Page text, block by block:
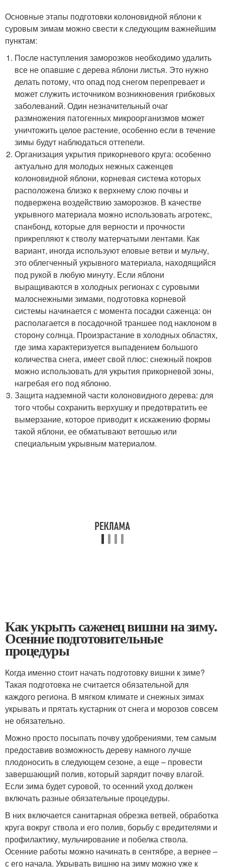
Основные этапы подготовки колоновидной яблони к
суровым зимам можно свести к следующим важнейшим
пунктам:
После наступления заморозков необходимо удалить
все не опавшие с дерева яблони листья. Это нужно
делать потому, что опад под снегом перепревает и
может служить источником возникновения грибковых
заболеваний. Один незначительный очаг
размножения патогенных микроорганизмов может
уничтожить целое растение, особенно если в течение
зимы будут наблюдаться оттепели.
Организация укрытия прикорневого круга: особенно
актуально для молодых нежных саженцев
колоновидной яблони, корневая система которых
расположена близко к верхнему слою почвы и
подвержена воздействию заморозков. В качестве
укрывного материала можно использовать агротекс,
спанбонд, которые для верности и прочности
прикрепляют к стволу матерчатыми лентами. Как
вариант, иногда используют еловые ветви и мульчу,
это облегченный укрывного материала, находящийся
под рукой в любую минуту. Если яблони
выращиваются в холодных регионах с суровыми
малоснежными зимами, подготовка корневой
системы начинается с момента посадки саженца: он
располагается в посадочной траншее под наклоном в
сторону солнца. Произрастание в холодных областях,
где зима характеризуется выпадением большого
количества снега, имеет свой плюс: снежный покров
можно использовать для укрытия прикорневой зоны,
нагребая его под яблоню.
Защита надземной части колоновидного дерева: для
того чтобы сохранить верхушку и предотвратить ее
вымерзание, которое приводит к искажению формы
такой яблони, ее обматывают ветошью или
специальным укрывным материалом.
Как укрыть саженец вишни на зиму.
Осенние подготовительные
процедуры
Когда именно стоит начать подготовку вишни к зиме?
Такая подготовка не считается обязательной для
каждого региона. В мягком климате и снежных зимах
укрывать и прятать кустарник от снега и морозов совсем
не обязательно.
Можно просто посыпать почву удобрениями, тем самым
предоставив возможность дереву намного лучше
плодоносить в следующем сезоне, а еще – провести
завершающий полив, который зарядит почву влагой.
Если зима будет суровой, то осенний уход должен
включать разные обязательные процедуры.
В них включается санитарная обрезка ветвей, обработка
круга вокруг ствола и его полив, борьбу с вредителями и
профилактику, мульчирование и побелка ствола.
Осенние работы можно начинать в сентябре, а вернее –
с его начала. Укрывать вишню на зиму можно уже к